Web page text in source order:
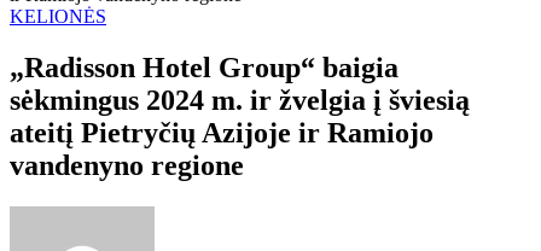
KELIONĖS
„Radisson Hotel Group“ baigia
sėkmingus 2024 m. ir žvelgia į šviesią
ateitį Pietryčių Azijoje ir Ramiojo
vandenyno regione